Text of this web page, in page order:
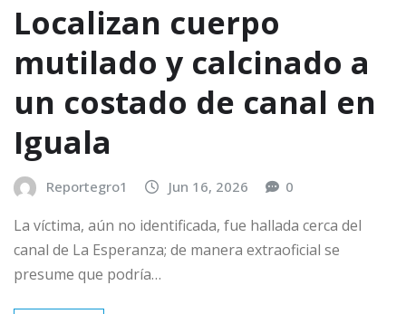
Localizan cuerpo
mutilado y calcinado a
un costado de canal en
Iguala
Reportegro1 Jun 16, 2026 0
La víctima, aún no identificada, fue hallada cerca del
canal de La Esperanza; de manera extraoficial se
presume que podría…